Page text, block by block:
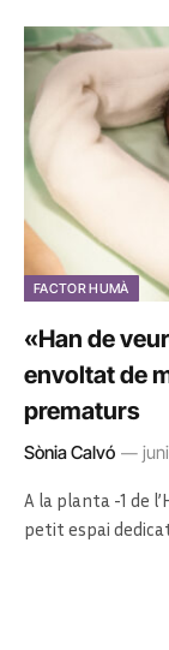
FACTOR HUMÀ
«Han de
envoltat de
prematurs
Sònia Calvó
A la planta -1 de
petit espai